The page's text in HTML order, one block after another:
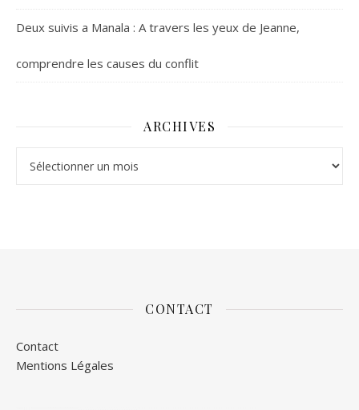
Deux suivis a Manala : A travers les yeux de Jeanne,
comprendre les causes du conflit
ARCHIVES
CONTACT
Contact
Mentions Légales